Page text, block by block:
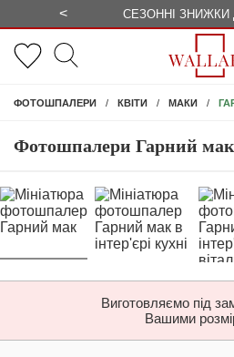
< СЕЗОННІ ЗНИЖКИ
ФОТОШПАЛЕРИ КВІТИ МАКИ
Фотошпалери Гарний мак
Виготовляємо під
Вашими